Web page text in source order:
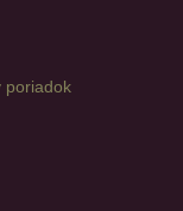
poriadok